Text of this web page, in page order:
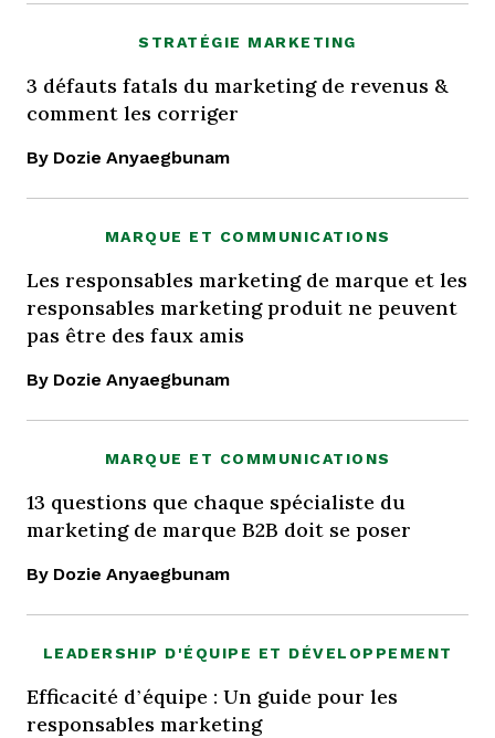
STRATÉGIE MARKETING
3 défauts fatals du marketing de revenus &
comment les corriger
By Dozie Anyaegbunam
MARQUE ET COMMUNICATIONS
Les responsables marketing de marque et les
responsables marketing produit ne peuvent
pas être des faux amis
By Dozie Anyaegbunam
MARQUE ET COMMUNICATIONS
13 questions que chaque spécialiste du
marketing de marque B2B doit se poser
By Dozie Anyaegbunam
LEADERSHIP D'ÉQUIPE ET DÉVELOPPEMENT
Efficacité d’équipe : Un guide pour les
responsables marketing